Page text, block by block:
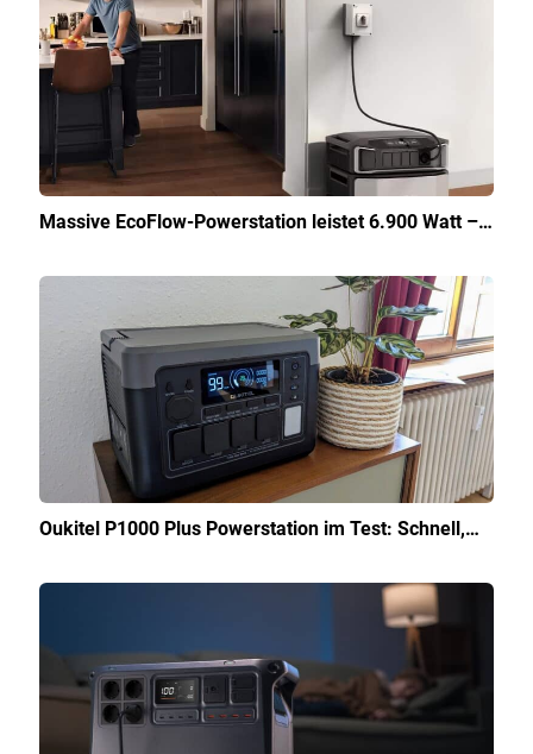
Massive EcoFlow-Powerstation leistet 6.900 Watt –…
Oukitel P1000 Plus Powerstation im Test: Schnell,…